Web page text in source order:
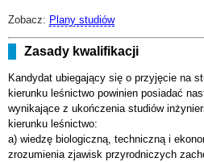
Zobacz: Plany studiów
Zasady kwalifikacji
Kandydat ubiegający się o przyjęcie na
kierunku leśnictwo powinien posiadać
wynikające z ukończenia studiów
kierunku leśnictwo:
a) wiedzę biologiczną, techniczną i
zrozumienia zjawisk przyrodniczych